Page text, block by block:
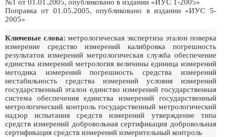
№1 от 01.01.2005, опубликовано в издании «ИУС 1-2005»
Поправка от 01.05.2005, опубликовано в издании «ИУС 5-
2005»
Ключевые слова: метрологическая экспертиза эталон поверка
измерение средство измерений калибровка погрешность
результатов измерений метрологическая служба обеспечение
единства измерений метрология величины единица измерений
методика измерений погрешность средства измерений
нестабильность средства измерений условия измерений
государственный эталон единство измерений государственная
система обеспечения единства измерений государственный
метрологический контроль государственный метрологический
надзор испытания средств измерений утверждение типа
средств измерений добровольная сертификация добровольная
сертификация средств измерений измерительный контроль